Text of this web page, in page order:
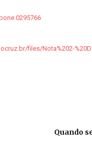
files/Nota%202-
Quando